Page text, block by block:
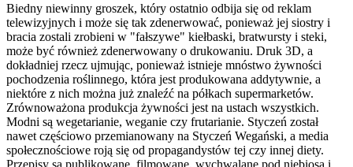
Biedny niewinny groszek, który ostatnio odbija się od reklam
telewizyjnych i może się tak zdenerwować, ponieważ jej siostry i
bracia zostali zrobieni w "fałszywe" kiełbaski, bratwursty i steki,
może być również zdenerwowany o drukowaniu. Druk 3D, a
dokładniej rzecz ujmując, ponieważ istnieje mnóstwo żywności
pochodzenia roślinnego, która jest produkowana addytywnie, a
niektóre z nich można już znaleźć na półkach supermarketów.
Zrównoważona produkcja żywności jest na ustach wszystkich.
Modni są wegetarianie, weganie czy frutarianie. Styczeń został
nawet częściowo przemianowany na Styczeń Wegański, a media
społecznościowe roją się od propagandystów tej czy innej diety.
Przepisy są publikowane, filmowane, wychwalane pod niebiosa i